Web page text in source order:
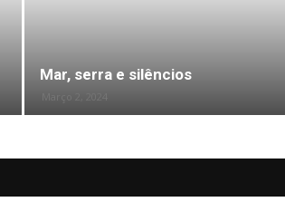
Mar, serra e silêncios